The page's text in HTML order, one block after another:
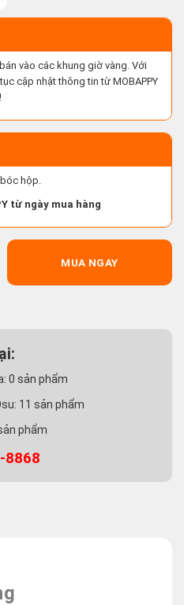
vào các khung giờ vàng. Với
cập nhật thông tin từ MOBAPPY
hộp.
từ ngày mua hàng
MUA NGAY
0 sản phẩm
11 sản phẩm
phẩm
8868